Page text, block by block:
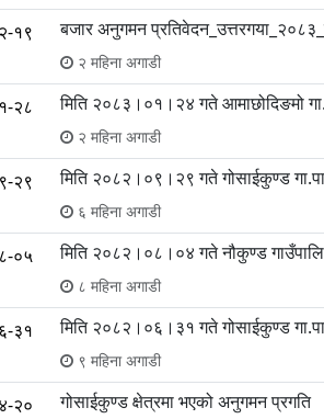
१९ बजार अनुगमन
२ महिना अगाडी
२८ मिति २०८३।०१।२४ गते आमाछोदिङमो
२ महिना अगाडी
२९ मिति २०८२।०९।२९ गते गोसाईकुण्ड
६ महिना अगाडी
०५ मिति २०८२।०८।०४ गते नौकुण्ड
८ महिना अगाडी
३१ मिति २०८२।०६।३१ गते गोसाईकुण्ड
९ महिना अगाडी
२० गोसाईकुण्ड क्षेत्रमा भएको अनुगमन प्रगति